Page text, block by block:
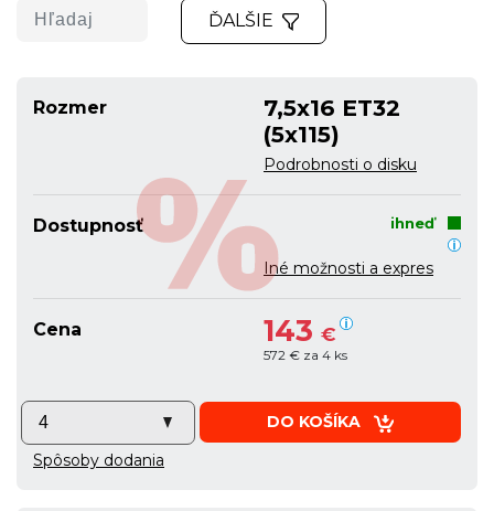
ĎALŠIE
Rozmer
7,5x16 ET32
(5x115)
Podrobnosti o disku
Dostupnosť ihneď
Iné možnosti a expres
Cena 143 €
572 € za 4 ks
DO KOŠÍKA
Spôsoby dodania